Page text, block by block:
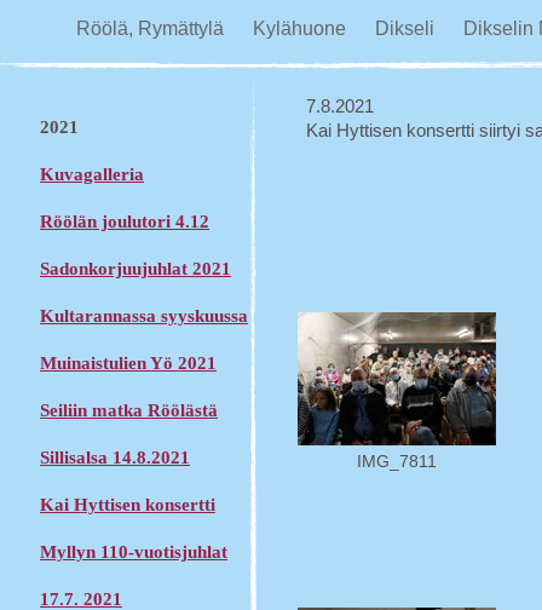
Röölä, Rymättylä Kylähuone Dikseli Dikselin
IMG_7811
2021
Kuvagalleria
Röölän joulutori 4.12
Sadonkorjuujuhlat 2021
Kultarannassa syyskuussa
Muinaistulien Yö 2021
Seiliin matka Röölästä
Sillisalsa 14.8.2021
Kai Hyttisen konsertti
Myllyn 110-vuotisjuhlat
17.7. 2021
7.8.2021
Kai Hyttisen konsertti siirtyi